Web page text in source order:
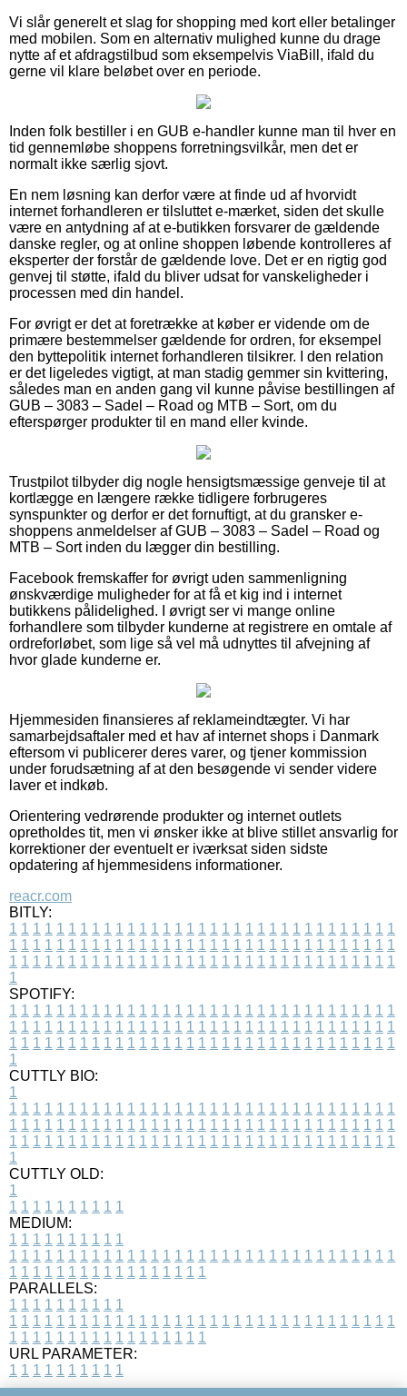
Vi slår generelt et slag for shopping med kort eller betalinger
med mobilen. Som en alternativ mulighed kunne du drage
nytte af et afdragstilbud som eksempelvis ViaBill, ifald du
gerne vil klare beløbet over en periode.
Inden folk bestiller i en GUB e-handler kunne man til hver en
tid gennemløbe shoppens forretningsvilkår, men det er
normalt ikke særlig sjovt.
En nem løsning kan derfor være at finde ud af hvorvidt
internet forhandleren er tilsluttet e-mærket, siden det skulle
være en antydning af at e-butikken forsvarer de gældende
danske regler, og at online shoppen løbende kontrolleres af
eksperter der forstår de gældende love. Det er en rigtig god
genvej til støtte, ifald du bliver udsat for vanskeligheder i
processen med din handel.
For øvrigt er det at foretrække at køber er vidende om de
primære bestemmelser gældende for ordren, for eksempel
den byttepolitik internet forhandleren tilsikrer. I den relation
er det ligeledes vigtigt, at man stadig gemmer sin kvittering,
således man en anden gang vil kunne påvise bestillingen af
GUB – 3083 – Sadel – Road og MTB – Sort, om du
efterspørger produkter til en mand eller kvinde.
Trustpilot tilbyder dig nogle hensigtsmæssige genveje til at
kortlægge en længere række tidligere forbrugeres
synspunkter og derfor er det fornuftigt, at du gransker e-
shoppens anmeldelser af GUB – 3083 – Sadel – Road og
MTB – Sort inden du lægger din bestilling.
Facebook fremskaffer for øvrigt uden sammenligning
ønskværdige muligheder for at få et kig ind i internet
butikkens pålidelighed. I øvrigt ser vi mange online
forhandlere som tilbyder kunderne at registrere en omtale af
ordreforløbet, som lige så vel må udnyttes til afvejning af
hvor glade kunderne er.
Hjemmesiden finansieres af reklameindtægter. Vi har
samarbejdsaftaler med et hav af internet shops i Danmark
eftersom vi publicerer deres varer, og tjener kommission
under forudsætning af at den besøgende vi sender videre
laver et indkøb.
Orientering vedrørende produkter og internet outlets
opretholdes tit, men vi ønsker ikke at blive stillet ansvarlig for
korrektioner der eventuelt er iværksat siden sidste
opdatering af hjemmesidens informationer.
reacr.com
BITLY:
1 1 1 1 1 1 1 1 1 1 1 1 1 1 1 1 1 1 1 1 1 1 1 1 1 1 1 1 1 1 1 1 1
1 1 1 1 1 1 1 1 1 1 1 1 1 1 1 1 1 1 1 1 1 1 1 1 1 1 1 1 1 1 1 1 1
1 1 1 1 1 1 1 1 1 1 1 1 1 1 1 1 1 1 1 1 1 1 1 1 1 1 1 1 1 1 1 1 1
1
SPOTIFY:
1 1 1 1 1 1 1 1 1 1 1 1 1 1 1 1 1 1 1 1 1 1 1 1 1 1 1 1 1 1 1 1 1
1 1 1 1 1 1 1 1 1 1 1 1 1 1 1 1 1 1 1 1 1 1 1 1 1 1 1 1 1 1 1 1 1
1 1 1 1 1 1 1 1 1 1 1 1 1 1 1 1 1 1 1 1 1 1 1 1 1 1 1 1 1 1 1 1 1
1
CUTTLY BIO:
1
1 1 1 1 1 1 1 1 1 1 1 1 1 1 1 1 1 1 1 1 1 1 1 1 1 1 1 1 1 1 1 1 1
1 1 1 1 1 1 1 1 1 1 1 1 1 1 1 1 1 1 1 1 1 1 1 1 1 1 1 1 1 1 1 1 1
1 1 1 1 1 1 1 1 1 1 1 1 1 1 1 1 1 1 1 1 1 1 1 1 1 1 1 1 1 1 1 1 1
1
CUTTLY OLD:
1
1 1 1 1 1 1 1 1 1 1
MEDIUM:
1 1 1 1 1 1 1 1 1 1
1 1 1 1 1 1 1 1 1 1 1 1 1 1 1 1 1 1 1 1 1 1 1 1 1 1 1 1 1 1 1 1 1
1 1 1 1 1 1 1 1 1 1 1 1 1 1 1 1 1
PARALLELS:
1 1 1 1 1 1 1 1 1 1
1 1 1 1 1 1 1 1 1 1 1 1 1 1 1 1 1 1 1 1 1 1 1 1 1 1 1 1 1 1 1 1 1
1 1 1 1 1 1 1 1 1 1 1 1 1 1 1 1 1
URL PARAMETER:
1 1 1 1 1 1 1 1 1 1